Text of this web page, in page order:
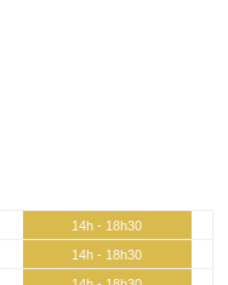
14h - 18h30
14h - 18h30